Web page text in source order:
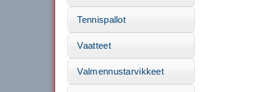
Tennispallot
Vaatteet
Valmennustarvikkeet